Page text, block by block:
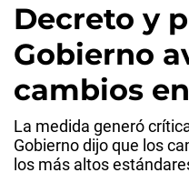
Decreto y
Gobierno
cambios
La medida generó
Gobierno dijo que los
los más altos